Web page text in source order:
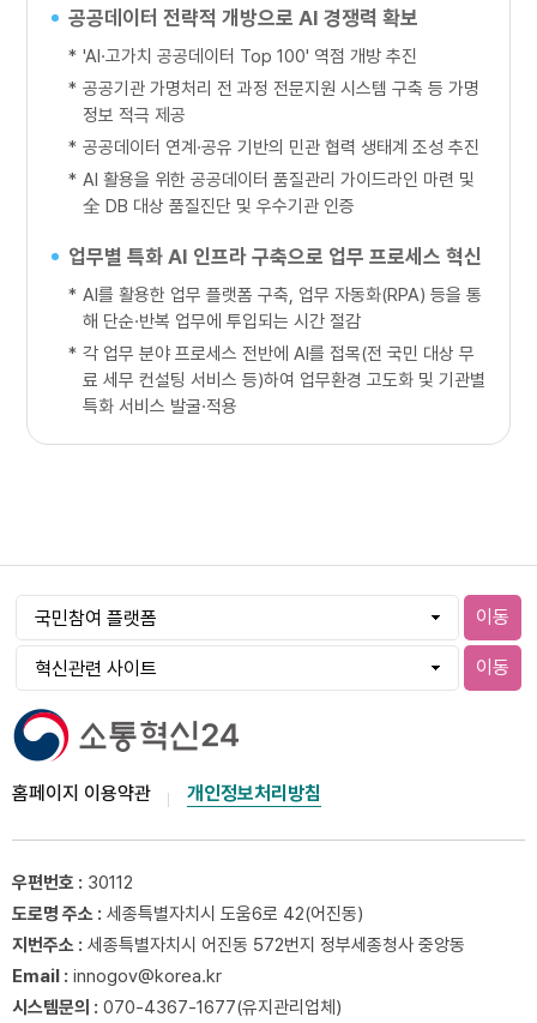
공공데이터 전략적 개방으로 AI 경쟁력 확보
* 'AI·고가치 공공데이터 Top 100' 역점 개방 추진
* 공공기관 가명처리 전 과정 전문지원 시스템 구축 등 가명
정보 적극 제공
* 공공데이터 연계·공유 기반의 민관 협력 생태계 조성 추진
* AI 활용을 위한 공공데이터 품질관리 가이드라인 마련 및
全 DB 대상 품질진단 및 우수기관 인증
업무별 특화 AI 인프라 구축으로 업무 프로세스 혁신
* AI를 활용한 업무 플랫폼 구축, 업무 자동화(RPA) 등을 통
해 단순·반복 업무에 투입되는 시간 절감
* 각 업무 분야 프로세스 전반에 AI를 접목(전 국민 대상 무
료 세무 컨설팅 서비스 등)하여 업무환경 고도화 및 기관별
특화 서비스 발굴·적용
이동
이동
홈페이지 이용약관 개인정보처리방침
우편번호 : 30112
도로명 주소 : 세종특별자치시 도움6로 42(어진동)
지번주소 : 세종특별자치시 어진동 572번지 정부세종청사 중앙동
Email : innogov@korea.kr
시스템문의 : 070-4367-1677(유지관리업체)